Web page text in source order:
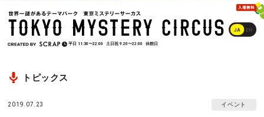
JA EN
平日 11:30〜22:00 土日祝 9:20〜22:00 休館日
トピックス
2019.07.23 イベント